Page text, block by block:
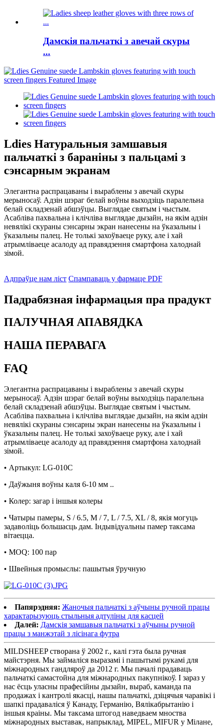
Дамскія пальчаткі з авечай скуры
...
Ldies Натуральныя замшавыя
пальчаткі з бараніны з пальцамі з
сэнсарным экранам
Элегантна распрацаваны і выраблены з авечай скуры
мерыносаў. Адзін шэраг белай воўны выходзіць паралельна
белай складзенай абшэўцы. Выглядае святым і чыстым.
Асабліва пахвальна і клічліва выглядае дызайн, на якім адзін
невялікі скураны сэнсарны экран нанесены на ўказальны і
ўказальны палец. Не толькі захоўваеце руку, але і хай
атрымліваеце асалоду ад правядзення смартфона халоднай
зімой.
Адпраўце нам ліст Спампаваць у фармаце PDF
Падрабязная інфармацыя пра прадукт
ПАЛУЧНАЯ АПАВЯДКА
НАША ПЕРАВАГА
FAQ
Элегантна распрацаваны і выраблены з авечай скуры
мерыносаў. Адзін шэраг белай воўны выходзіць паралельна
белай складзенай абшэўцы. Выглядае святым і чыстым.
Асабліва пахвальна і клічліва выглядае дызайн, на якім адзін
невялікі скураны сэнсарны экран нанесены на ўказальны і
ўказальны палец. Не толькі захоўваеце руку, але і хай
атрымліваеце асалоду ад правядзення смартфона халоднай
зімой.
• Артыкул: LG-010C
• Даўжыня воўны каля 6-10 мм ..
• Колер: загар і іншыя колеры
• Чатыры памеры, S / 6.5, M / 7, L / 7.5, XL / 8, якія могуць
задаволіць большасць дам. Індывідуальны памер таксама
вітаецца.
• MOQ: 100 пар
• Швейныя промыслы: пашытыя ўручную
Папярэдняя: Жаночыя пальчаткі з аўчыны ручной працы
характарызуюць стыльныя адтуліны для касцей
Далей: Дамскія замшавыя пальчаткі з аўчыны ручной
працы з манжэтай з лісінага футра
MILDSHEEP створана ў 2002 г., калі гэта была ручная
майстэрня. Мы займаліся выразамі і пашытымі рукамі для
міжнародных гандляроў да 2012 г. Мы пачалі прадаваць
пальчаткі самастойна для міжнародных пакупнікоў. І зараз у
нас ёсць уласны прафесійны дызайн, выраб, каманда па
продажах і кантролі якасці, нашы пальчаткі, дзіцячыя чаравікі і
шапкі прадаваліся ў Канаду, Германію, Вялікабрытанію і
іншыя краіны. Мы таксама штогод наведваем мноства
міжнародных выставак, напрыклад, MIPEL, MIFUR у Мілане,